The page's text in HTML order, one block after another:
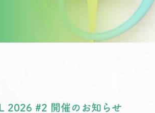
2026 #2 開催のお知らせ